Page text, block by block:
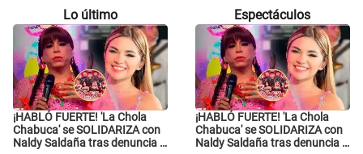
Lo último
¡HABLÓ FUERTE! 'La Chola
Chabuca' se SOLIDARIZA con
Naldy Saldaña tras denuncia y
Espectáculos
¡HABLÓ FUERTE! 'La Chola
Chabuca' se SOLIDARIZA con
Naldy Saldaña tras denuncia y